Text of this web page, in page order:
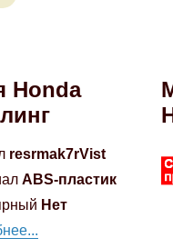
Honda
resrmak7rVist
ABS-пластик
Нет